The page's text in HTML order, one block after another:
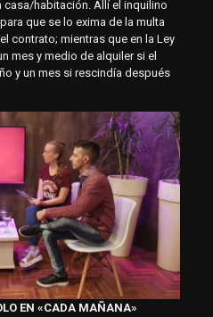
casa/habitación. Allí el inquilino
que se lo exima de la multa
contrato; mientras que en la Ley
mes y medio de alquiler si el
y un mes si rescindía después
EN «CADA MAÑANA»